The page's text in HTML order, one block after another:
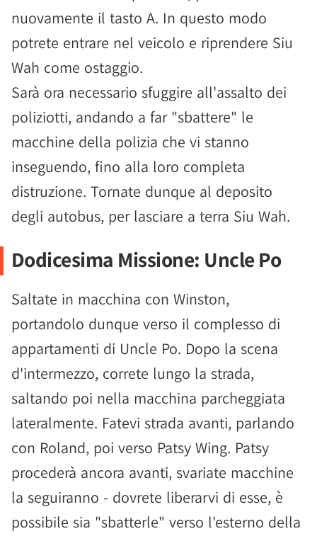
nuovamente il tasto A. In questo modo
potrete entrare nel veicolo e riprendere Siu
Wah come ostaggio.
Sarà ora necessario sfuggire all'assalto dei
poliziotti, andando a far "sbattere" le
macchine della polizia che vi stanno
inseguendo, fino alla loro completa
distruzione. Tornate dunque al deposito
degli autobus, per lasciare a terra Siu Wah.
Dodicesima Missione: Uncle Po
Saltate in macchina con Winston,
portandolo dunque verso il complesso di
appartamenti di Uncle Po. Dopo la scena
d'intermezzo, correte lungo la strada,
saltando poi nella macchina parcheggiata
lateralmente. Fatevi strada avanti, parlando
con Roland, poi verso Patsy Wing. Patsy
procederà ancora avanti, svariate macchine
la seguiranno - dovrete liberarvi di esse, è
possibile sia "sbatterle" verso l'esterno della